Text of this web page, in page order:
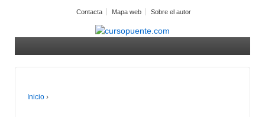
Contacta Mapa web Sobre el autor
Inicio ›